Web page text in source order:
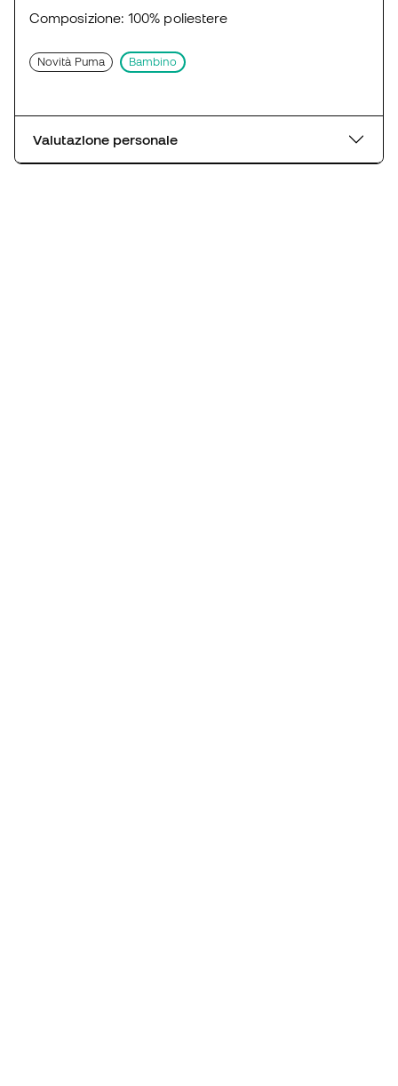
Composizione: 100% poliestere
Novità Puma Bambino
Valutazione personale